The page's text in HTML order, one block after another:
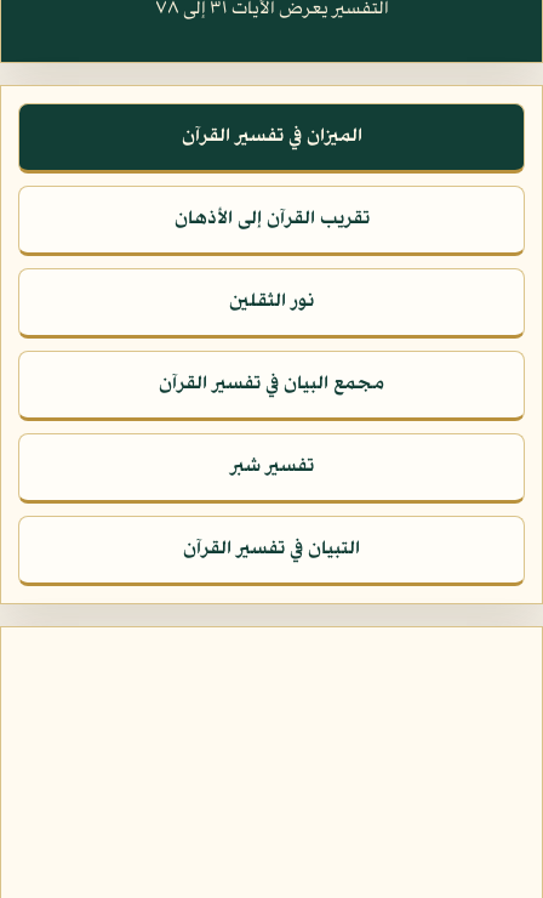
التفسير يعرض الآيات ٣١ إلى ٧٨
الميزان في تفسير القرآن
تقريب القرآن إلى الأذهان
نور الثقلين
مجمع البيان في تفسير القرآن
تفسير شبر
التبيان في تفسير القرآن